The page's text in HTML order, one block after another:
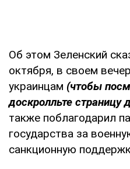
Об этом Зеленский
октября, в своем
украинцам (чтобы
доскролльте страницу
также поблагодарил
государства за
санкционную